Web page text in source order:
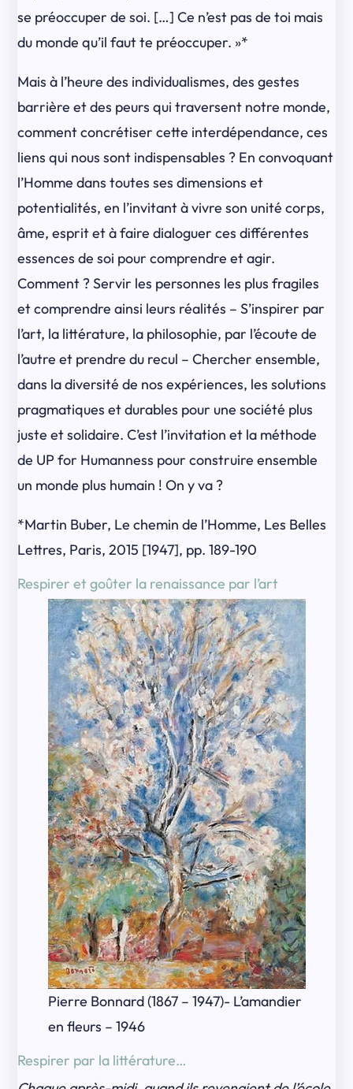
se préoccuper de soi. […] Ce n’est pas de toi mais
du monde qu’il faut te préoccuper. »*
Mais à l’heure des individualismes, des gestes
barrière et des peurs qui traversent notre monde,
comment concrétiser cette interdépendance, ces
liens qui nous sont indispensables ? En convoquant
l’Homme dans toutes ses dimensions et
potentialités, en l’invitant à vivre son unité corps,
âme, esprit et à faire dialoguer ces différentes
essences de soi pour comprendre et agir.
Comment ? Servir les personnes les plus fragiles
et comprendre ainsi leurs réalités – S’inspirer par
l’art, la littérature, la philosophie, par l’écoute de
l’autre et prendre du recul – Chercher ensemble,
dans la diversité de nos expériences, les solutions
pragmatiques et durables pour une société plus
juste et solidaire. C’est l’invitation et la méthode
de UP for Humanness pour construire ensemble
un monde plus humain ! On y va ?
*Martin Buber, Le chemin de l’Homme, Les Belles
Lettres, Paris, 2015 [1947], pp. 189-190
Respirer et goûter la renaissance par l’art
Pierre Bonnard (1867 – 1947)- L’amandier
en fleurs – 1946
Respirer par la littérature…